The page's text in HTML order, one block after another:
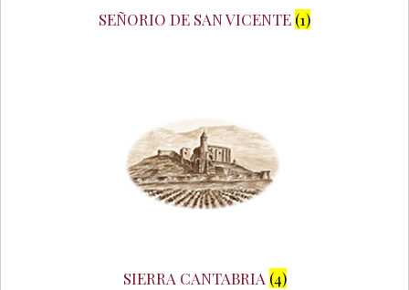
SEÑORIO DE SAN VICENTE (1)
SIERRA CANTABRIA (4)